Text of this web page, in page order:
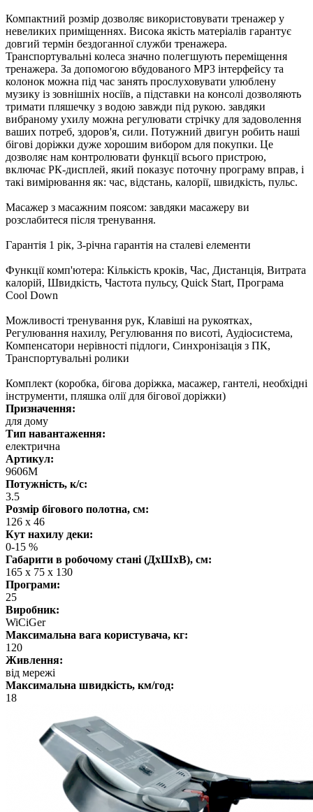
Компактний розмір дозволяє використовувати тренажер у
невеликих приміщеннях. Висока якість матеріалів гарантує
довгий термін бездоганної служби тренажера.
Транспортувальні колеса значно полегшують переміщення
тренажера. За допомогою вбудованого MP3 інтерфейсу та
колонок можна під час занять прослуховувати улюблену
музику із зовнішніх носіїв, а підставки на консолі дозволяють
тримати пляшечку з водою завжди під рукою. завдяки
вибраному ухилу можна регулювати стрічку для задоволення
ваших потреб, здоров'я, сили. Потужний двигун робить наші
бігові доріжки дуже хорошим вибором для покупки. Це
дозволяє нам контролювати функції всього пристрою,
включає РК-дисплей, який показує поточну програму вправ, і
такі вимірювання як: час, відстань, калорії, швидкість, пульс.
Масажер з масажним поясом: завдяки масажеру ви
розслабитеся після тренування.
Гарантія 1 рік, 3-річна гарантія на сталеві елементи
Функції комп'ютера: Кількість кроків, Час, Дистанція, Витрата
калорій, Швидкість, Частота пульсу, Quick Start, Програма
Cool Down
Можливості тренування рук, Клавіші на рукоятках,
Регулювання нахилу, Регулювання по висоті, Аудіосистема,
Компенсатори нерівності підлоги, Синхронізація з ПК,
Транспортувальні ролики
Комплект (коробка, бігова доріжка, масажер, гантелі, необхідні
інструменти, пляшка олії для бігової доріжки)
Призначення:
для дому
Тип навантаження:
електрична
Артикул:
9606M
Потужність, к/с:
3.5
Розмір бігового полотна, см:
126 х 46
Кут нахилу деки:
0-15 %
Габарити в робочому стані (ДхШхВ), см:
165 х 75 х 130
Програми:
25
Виробник:
WiCiGer
Максимальна вага користувача, кг:
120
Живлення:
від мережі
Максимальна швидкість, км/год:
18